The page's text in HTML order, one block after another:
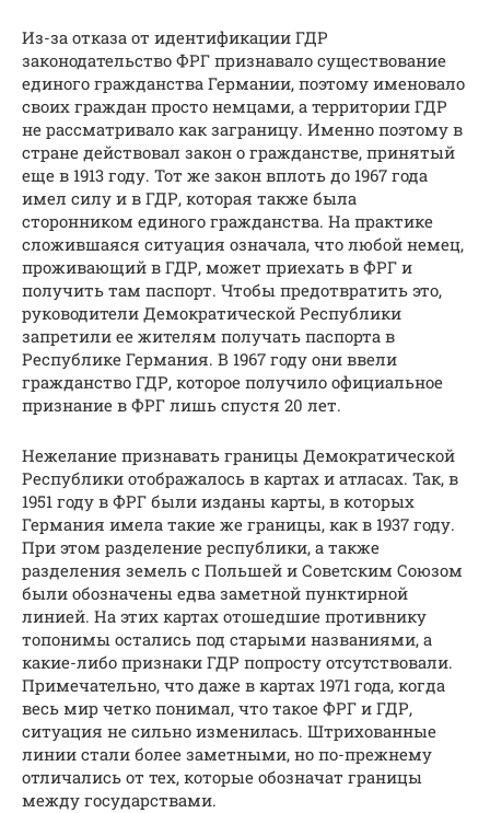
Из-за отказа от идентификации ГДР
законодательство ФРГ признавало существование
единого гражданства Германии, поэтому именовало
своих граждан просто немцами, а территории ГДР
не рассматривало как заграницу. Именно поэтому в
стране действовал закон о гражданстве, принятый
еще в 1913 году. Тот же закон вплоть до 1967 года
имел силу и в ГДР, которая также была
сторонником единого гражданства. На практике
сложившаяся ситуация означала, что любой немец,
проживающий в ГДР, может приехать в ФРГ и
получить там паспорт. Чтобы предотвратить это,
руководители Демократической Республики
запретили ее жителям получать паспорта в
Республике Германия. В 1967 году они ввели
гражданство ГДР, которое получило официальное
признание в ФРГ лишь спустя 20 лет.
Нежелание признавать границы Демократической
Республики отображалось в картах и атласах. Так, в
1951 году в ФРГ были изданы карты, в которых
Германия имела такие же границы, как в 1937 году.
При этом разделение республики, а также
разделения земель с Польшей и Советским Союзом
были обозначены едва заметной пунктирной
линией. На этих картах отошедшие противнику
топонимы остались под старыми названиями, а
какие-либо признаки ГДР попросту отсутствовали.
Примечательно, что даже в картах 1971 года, когда
весь мир четко понимал, что такое ФРГ и ГДР,
ситуация не сильно изменилась. Штрихованные
линии стали более заметными, но по-прежнему
отличались от тех, которые обозначат границы
между государствами.